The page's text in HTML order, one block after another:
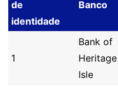
de
identidade
Banco
1
Bank of
Heritage
Isle